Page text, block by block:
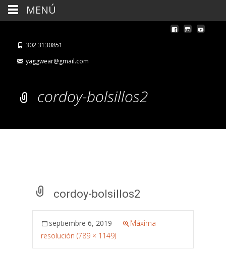
302 3130851
yaggwear@gmail.com
cordoy-bolsillos2
cordoy-bolsillos2
septiembre 6, 2019
Máxima
resolución (789 × 1149)
MENÚ